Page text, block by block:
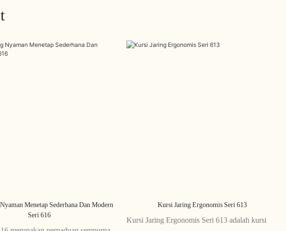
Menetap Sederhana Dan Modern
Seri 616
Kursi Jaring Ergonomis Seri 613
Kursi Jaring Ergonomis Seri 613 adalah kursi